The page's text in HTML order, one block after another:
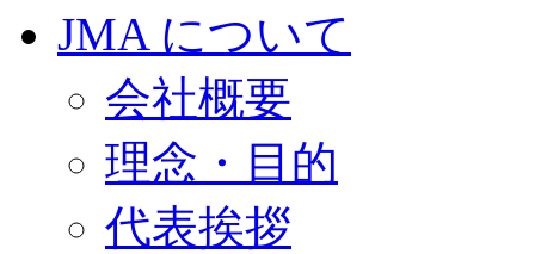
JMA について
会社概要
理念・目的
代表挨拶